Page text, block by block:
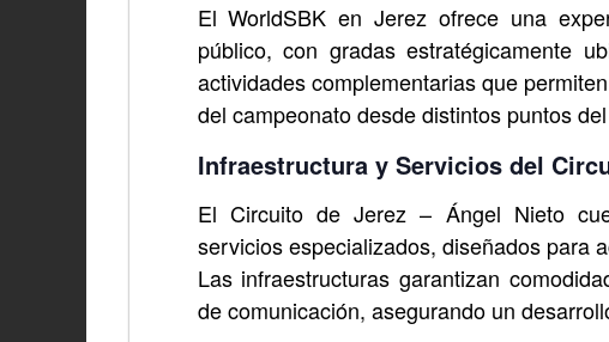
El WorldSBK en Jerez ofrece una
público, con gradas estratégicamente
actividades complementarias que
del campeonato desde distintos puntos
Infraestructura y Servicios del
El Circuito de Jerez – Ángel Nieto
servicios especializados, diseñados para
Las infraestructuras garantizan
de comunicación, asegurando un